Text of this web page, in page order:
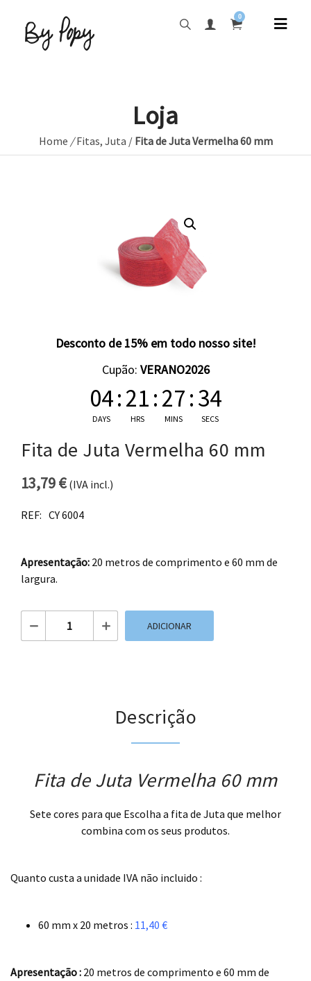
0
Loja
Home /Fitas, Juta / Fita de Juta Vermelha 60 mm
Desconto de 15% em todo nosso site!
Cupão: VERANO2026
04
DAYS
:21
HRS
:27
MINS
:33
SECS
Fita de Juta Vermelha 60 mm
13,79€(IVA incl.)
REF: CY 6004
Apresentação: 20 metros de comprimento e 60 mm de
largura.
Quantidade de Fita de Juta Vermelha 60 mm
ADICIONAR
Descrição
Fita de Juta Vermelha 60 mm
Sete cores para que Escolha a fita de Juta que melhor
combina com os seus produtos.
Quanto custa a unidade IVA não incluido :
60 mm x 20 metros : 11,40 €
Apresentação : 20 metros de comprimento e 60 mm de